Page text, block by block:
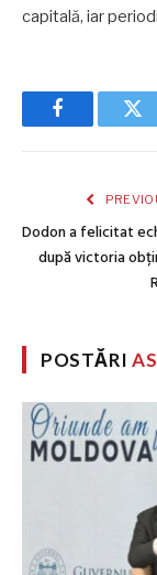
capitală, iar
Facebook
Dodon a felicitat
după victoria
POSTĂRI